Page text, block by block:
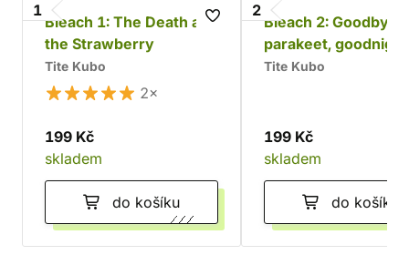
1
Bleach 1: The Death and
the Strawberry
Tite Kubo
2×
199 Kč
skladem
do košíku
2
Bleach 2: Goodbye
parakeet,
sista
Tite Kubo
199 Kč
skladem
do košíku